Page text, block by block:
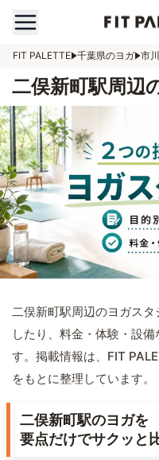
FIT PALETTE 千葉県のヨガ 市
二俣新町駅周辺
二俣新町駅周辺のヨガス
したり、料金・体験・設
す。掲載情報は、FIT
をもとに整理しています。
二俣新町駅のヨガを
要点だけでサクッと